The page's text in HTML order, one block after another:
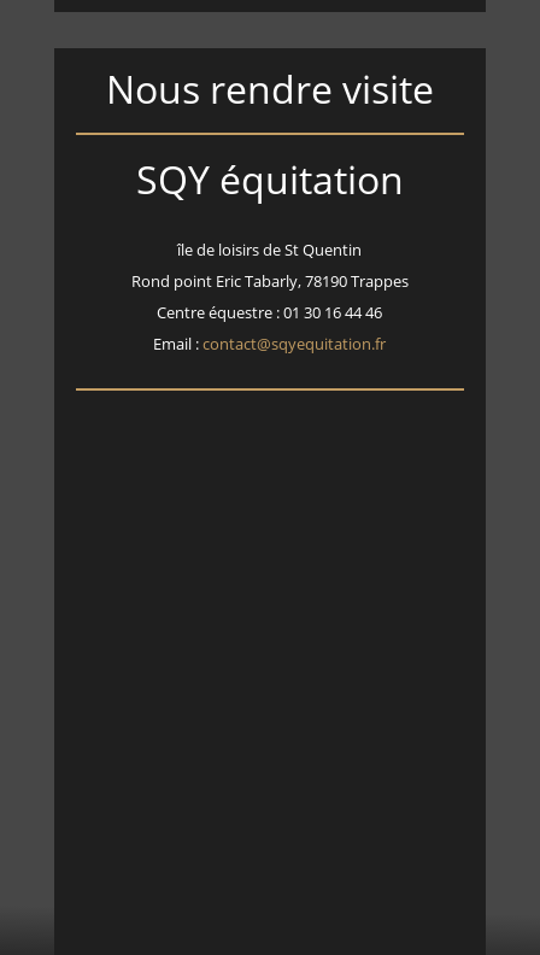
Nous rendre visite
SQY équitation
île de loisirs de St Quentin
Rond point Eric Tabarly, 78190 Trappes
Centre équestre : 01 30 16 44 46
Email :contact@sqyequitation.fr